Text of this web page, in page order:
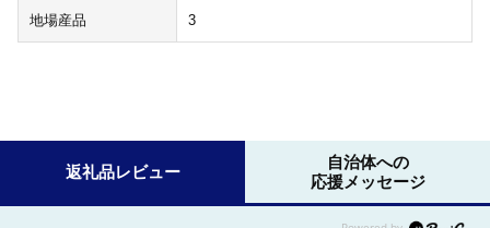
地場産品 3
返礼品レビュー
自治体への
応援メッセージ